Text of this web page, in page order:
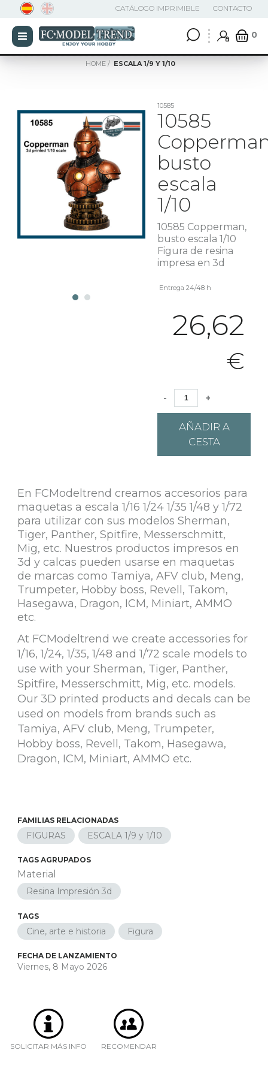
0
CATÁLOGO IMPRIMIBLE CONTACTO
HOME ESCALA 1/9 Y 1/10
10585
10585
busto
escala
1/10
10585 Copperman,
busto escala 1/10
Figura de resina
impresa en 3d
Entrega 24/48 h
26,62
€
- +
AÑADIR A
CESTA
En FCModeltrend creamos accesorios para
maquetas a escala 1/16 1/24 1/35 1/48 y 1/72
para utilizar con sus modelos Sherman,
Tiger, Panther, Spitfire, Messerschmitt,
Mig, etc. Nuestros productos impresos en
3d y calcas pueden usarse en maquetas
de marcas como Tamiya, AFV club, Meng,
Trumpeter, Hobby boss, Revell, Takom,
Hasegawa, Dragon, ICM, Miniart, AMMO
etc.
At FCModeltrend we create accessories for
1/16, 1/24, 1/35, 1/48 and 1/72 scale models to
use with your Sherman, Tiger, Panther,
Spitfire, Messerschmitt, Mig, etc. models.
Our 3D printed products and decals can be
used on models from brands such as
Tamiya, AFV club, Meng, Trumpeter,
Hobby boss, Revell, Takom, Hasegawa,
Dragon, ICM, Miniart, AMMO etc.
FAMILIAS RELACIONADAS
FIGURAS ESCALA 1/9 y 1/10
TAGS AGRUPADOS
Material
Resina Impresión 3d
TAGS
Cine, arte e historia Figura
FECHA DE LANZAMIENTO
Viernes, 8 Mayo 2026
SOLICITAR MÁS INFO RECOMENDAR